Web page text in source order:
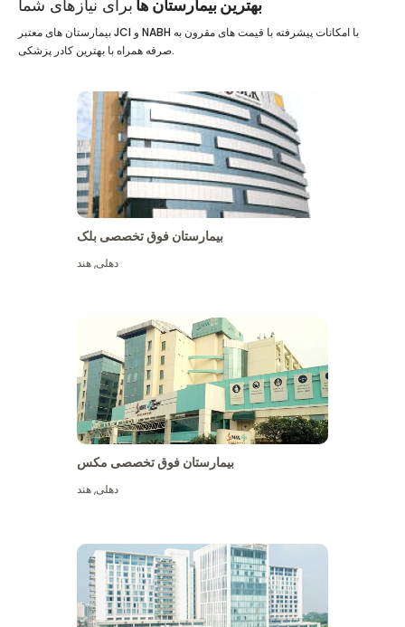
بهترین بیمارستان ها برای نیازهای شما
بیمارستان های معتبر JCI و NABH با امکانات پیشرفته با قیمت های مقرون به
صرفه همراه با بهترین کادر پزشکی.
بیمارستان فوق تخصصی بلک
دهلی,هند
بیمارستان فوق تخصصی مکس
دهلی,هند